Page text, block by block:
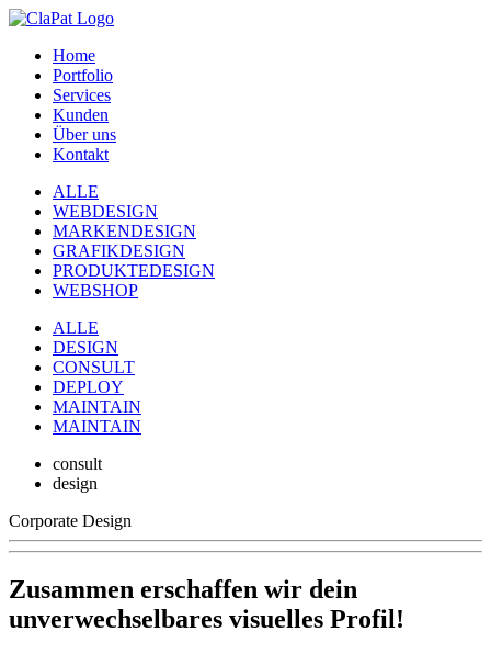
Home
Portfolio
Services
Kunden
Über uns
Kontakt
ALLE
WEBDESIGN
MARKENDESIGN
GRAFIKDESIGN
PRODUKTEDESIGN
WEBSHOP
ALLE
DESIGN
CONSULT
DEPLOY
MAINTAIN
MAINTAIN
consult
design
Corporate Design
Zusammen erschaffen wir dein
unverwechselbares visuelles Profil!